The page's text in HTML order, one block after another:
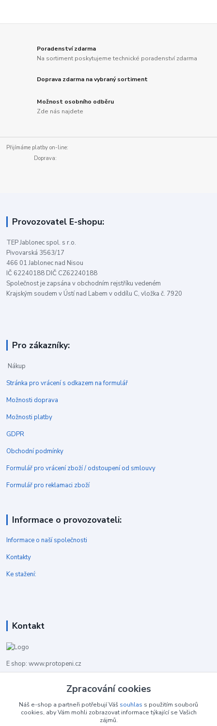
Poradenství zdarma
Na sortiment poskytujeme technické poradenství zdarma
Doprava zdarma na vybraný sortiment
Možnost osobního odběru
Zde nás najdete
Přijímáme platby on-line:
Doprava:
Provozovatel E-shopu:
TEP Jablonec spol. s r.o.
Pivovarská 3563/17
466 01 Jablonec nad Nisou
IČ 62240188 DIČ CZ62240188
Společnost je zapsána v obchodním rejstříku vedeném
Krajským soudem v Ústí nad Labem v oddílu C, vložka č. 7920
Pro zákazníky:
Nákup
Stránka pro vrácení s odkazem na formulář
Možnosti doprava
Možnosti platby
GDPR
Obchodní podmínky
Formulář pro vrácení zboží / odstoupení od smlouvy
Formulář pro reklamaci zboží
Informace o provozovateli:
Informace o naší společnosti
Kontakty
Ke stažení:
Kontakt
E shop: www.protopeni.cz
+420 483 710 226
info@protopeni.cz
Zpracování cookies
Náš e-shop a partneři potřebují Váš souhlas s použitím souborů
cookies, aby Vám mohli zobrazovat informace týkající se Vašich
zájmů.